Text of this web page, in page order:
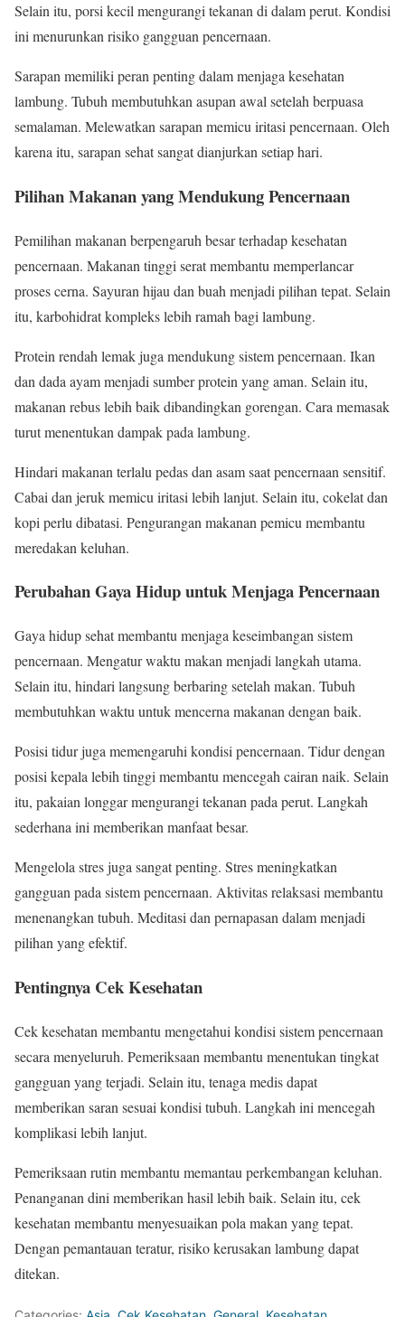
Selain itu, porsi kecil mengurangi tekanan di dalam perut. Kondisi
ini menurunkan risiko gangguan pencernaan.
Sarapan memiliki peran penting dalam menjaga kesehatan
lambung. Tubuh membutuhkan asupan awal setelah berpuasa
semalaman. Melewatkan sarapan memicu iritasi pencernaan. Oleh
karena itu, sarapan sehat sangat dianjurkan setiap hari.
Pilihan Makanan yang Mendukung Pencernaan
Pemilihan makanan berpengaruh besar terhadap kesehatan
pencernaan. Makanan tinggi serat membantu memperlancar
proses cerna. Sayuran hijau dan buah menjadi pilihan tepat. Selain
itu, karbohidrat kompleks lebih ramah bagi lambung.
Protein rendah lemak juga mendukung sistem pencernaan. Ikan
dan dada ayam menjadi sumber protein yang aman. Selain itu,
makanan rebus lebih baik dibandingkan gorengan. Cara memasak
turut menentukan dampak pada lambung.
Hindari makanan terlalu pedas dan asam saat pencernaan sensitif.
Cabai dan jeruk memicu iritasi lebih lanjut. Selain itu, cokelat dan
kopi perlu dibatasi. Pengurangan makanan pemicu membantu
meredakan keluhan.
Perubahan Gaya Hidup untuk Menjaga Pencernaan
Gaya hidup sehat membantu menjaga keseimbangan sistem
pencernaan. Mengatur waktu makan menjadi langkah utama.
Selain itu, hindari langsung berbaring setelah makan. Tubuh
membutuhkan waktu untuk mencerna makanan dengan baik.
Posisi tidur juga memengaruhi kondisi pencernaan. Tidur dengan
posisi kepala lebih tinggi membantu mencegah cairan naik. Selain
itu, pakaian longgar mengurangi tekanan pada perut. Langkah
sederhana ini memberikan manfaat besar.
Mengelola stres juga sangat penting. Stres meningkatkan
gangguan pada sistem pencernaan. Aktivitas relaksasi membantu
menenangkan tubuh. Meditasi dan pernapasan dalam menjadi
pilihan yang efektif.
Pentingnya Cek Kesehatan
Cek kesehatan membantu mengetahui kondisi sistem pencernaan
secara menyeluruh. Pemeriksaan membantu menentukan tingkat
gangguan yang terjadi. Selain itu, tenaga medis dapat
memberikan saran sesuai kondisi tubuh. Langkah ini mencegah
komplikasi lebih lanjut.
Pemeriksaan rutin membantu memantau perkembangan keluhan.
Penanganan dini memberikan hasil lebih baik. Selain itu, cek
kesehatan membantu menyesuaikan pola makan yang tepat.
Dengan pemantauan teratur, risiko kerusakan lambung dapat
ditekan.